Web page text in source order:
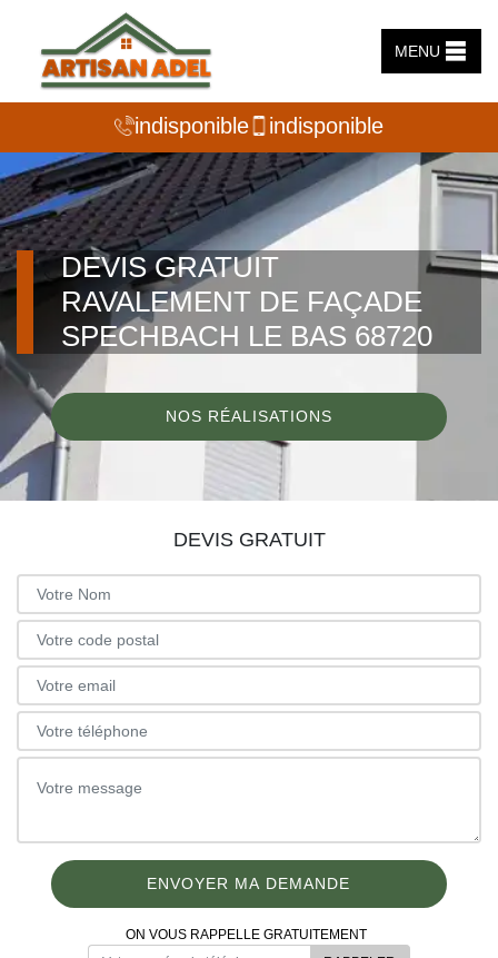
MENU
indisponible indisponible
DEVIS GRATUIT
RAVALEMENT DE FAÇADE
SPECHBACH LE BAS 68720
NOS RÉALISATIONS
DEVIS GRATUIT
ON VOUS RAPPELLE GRATUITEMENT